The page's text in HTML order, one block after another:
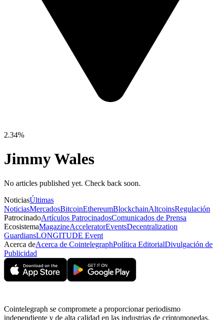
2.34%
Jimmy Wales
No articles published yet. Check back soon.
NoticiasÚltimas
NoticiasMercadosBitcoinEthereumBlockchainAltcoinsRegulación
PatrocinadoArtículos PatrocinadosComunicados de Prensa
EcosistemaMagazineAcceleratorEventsDecentralization
GuardiansLONGITUDE Event
Acerca deAcerca de CointelegraphPolítica EditorialDivulgación de
Publicidad
Cointelegraph se compromete a proporcionar periodismo
independiente y de alta calidad en las industrias de criptomonedas,